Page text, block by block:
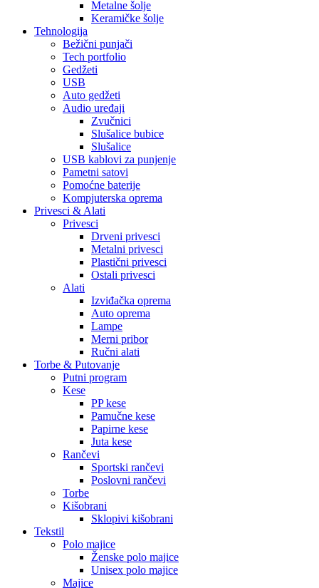
Metalne šolje
Keramičke šolje
Tehnologija
Bežični punjači
Tech portfolio
Gedžeti
USB
Auto gedžeti
Audio uređaji
Zvučnici
Slušalice bubice
Slušalice
USB kablovi za punjenje
Pametni satovi
Pomoćne baterije
Kompjuterska oprema
Privesci & Alati
Privesci
Drveni privesci
Metalni privesci
Plastični privesci
Ostali privesci
Alati
Izviđačka oprema
Auto oprema
Lampe
Merni pribor
Ručni alati
Torbe & Putovanje
Putni program
Kese
PP kese
Pamučne kese
Papirne kese
Juta kese
Rančevi
Sportski rančevi
Poslovni rančevi
Torbe
Kišobrani
Sklopivi kišobrani
Tekstil
Polo majice
Ženske polo majice
Unisex polo majice
Majice